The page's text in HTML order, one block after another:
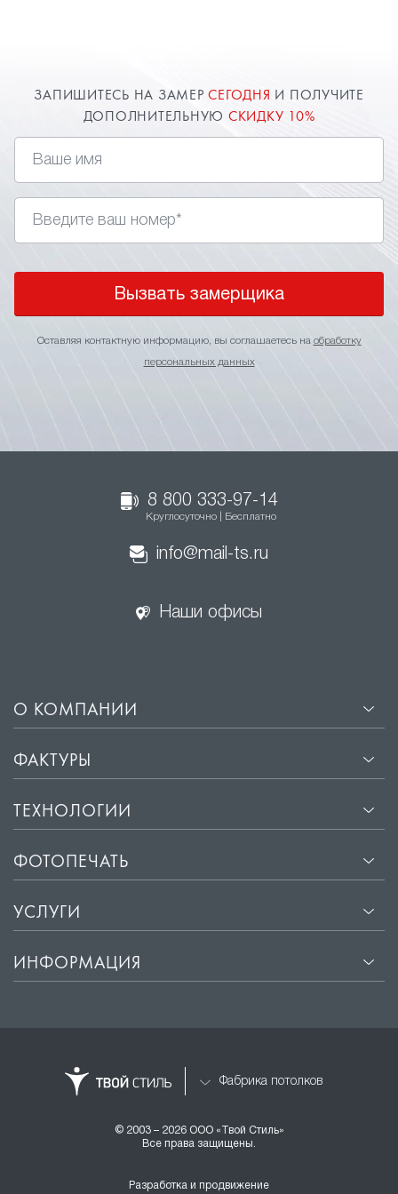
ЗАПИШИТЕСЬ НА ЗАМЕРСЕГОДНЯ И ПОЛУЧИТЕ
ДОПОЛНИТЕЛЬНУЮ СКИДКУ 10%
Вызвать замерщика
Оставляя контактную информацию, вы соглашаетесь на обработку
персональных данных
8 800 333-97-14
Круглосуточно | Бесплатно
info@mail-ts.ru
Наши офисы
О КОМПАНИИ
ФАКТУРЫ
ТЕХНОЛОГИИ
ФОТОПЕЧАТЬ
УСЛУГИ
ИНФОРМАЦИЯ
Фабрика потолков
© 2003 – 2026 ООО «Твой Стиль»
Все права защищены.
Разработка и продвижение